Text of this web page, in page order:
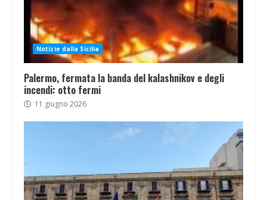
Notizie dalla Sicilia
Palermo, fermata la banda del kalashnikov e degli
incendi: otto fermi
11 giugno 2026